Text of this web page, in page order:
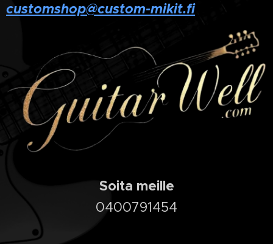
customshop@custom-mikit.fi
Soita meille
0400791454